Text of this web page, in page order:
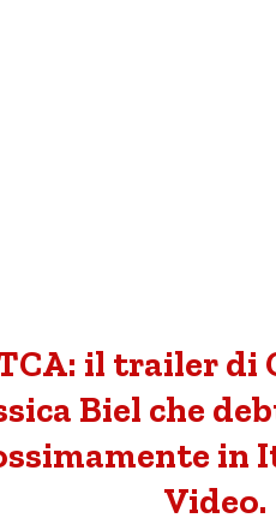
il trailer di
Biel che
in
Video.